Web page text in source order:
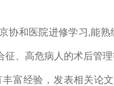
协和医院进修学习,能熟
征、 高危病人的术后管
富经验 ， 发表相关论